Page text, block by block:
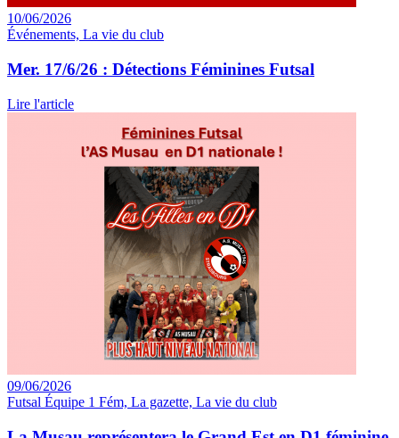
10/06/2026
Événements, La vie du club
Mer. 17/6/26 : Détections Féminines Futsal
Lire l'article
09/06/2026
Futsal Équipe 1 Fém, La gazette, La vie du club